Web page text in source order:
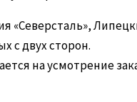
«Северсталь»,
с двух сторон.
на усмотрение